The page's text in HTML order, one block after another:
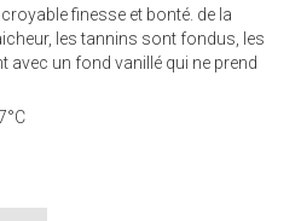
finesse et bonté. de la
les tannins sont fondus, les
avec un fond vanillé qui ne prend